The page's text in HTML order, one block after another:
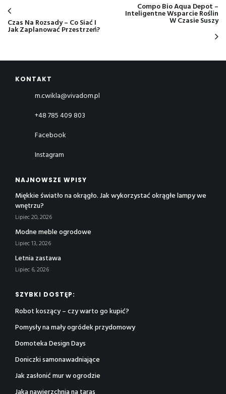
Czas Na Rozsady – Co Siać I
Jak Zaplanować Przestrzeń?
Compo Bio Aqua Depot –
Inteligentne Wsparcie Roślin
W Czasie Suszy
KONTAKT
m.cwikla@vivadom.pl
+48 785 409 803
Facebook
Instagram
NAJNOWSZE WPISY
Miękkie światło na okrągło. Jak wykorzystać okrągłe lampy we
wnętrzu?
Lipiec 20, 2026
Modne meble ogrodowe
Lipiec 13, 2026
Letnia zastawa
Lipiec 6, 2026
SZYBKI DOSTĘP:
Robot koszący – czy warto go kupić?
Pomysły na mały ogródek przydomowy
Domoteka Design Days
Doniczki samonawadniające
Jak zasłonić mur w ogrodzie